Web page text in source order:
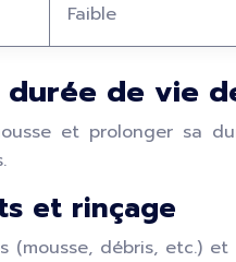
Faible
de vie
et prolonger sa
et rinçage
débris, etc.)